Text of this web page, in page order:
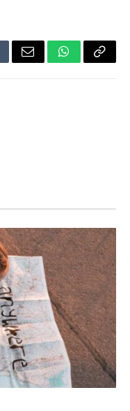
Email WhatsApp
Copy